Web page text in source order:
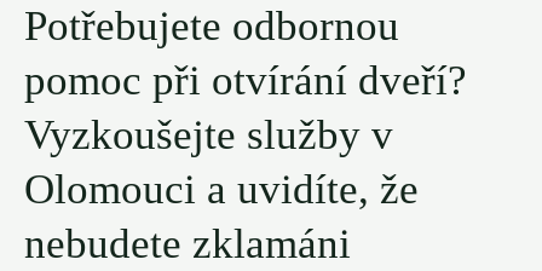
Potřebujete odbornou
pomoc při otvírání dveří?
Vyzkoušejte služby v
Olomouci a uvidíte, že
nebudete zklamáni